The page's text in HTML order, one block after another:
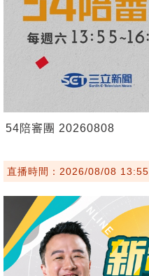
54陪審團 20260808
直播時間：2026/08/08 13:55